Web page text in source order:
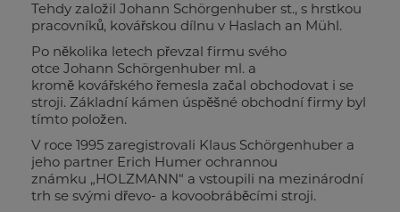
Tehdy založil Johann Schörgenhuber st., s hrstkou
pracovníků, kovářskou dílnu v Haslach an Mühl.
Po několika letech převzal firmu svého
otce Johann Schörgenhuber ml. a
kromě kovářského řemesla začal obchodovat i se
stroji. Základní kámen úspěšné obchodní firmy byl
tímto položen.
V roce 1995 zaregistrovali Klaus Schörgenhuber a
jeho partner Erich Humer ochrannou
známku „HOLZMANN“ a vstoupili na mezinárodní
trh se svými dřevo- a kovoobráběcími stroji.